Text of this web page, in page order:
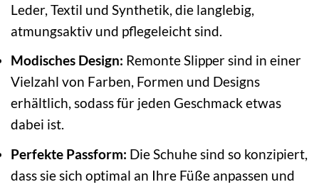
Leder, Textil und Synthetik, die langlebig,
atmungsaktiv und pflegeleicht sind.
Modisches Design: Remonte Slipper sind in einer
Vielzahl von Farben, Formen und Designs
erhältlich, sodass für jeden Geschmack etwas
dabei ist.
Perfekte Passform: Die Schuhe sind so konzipiert,
dass sie sich optimal an Ihre Füße anpassen und